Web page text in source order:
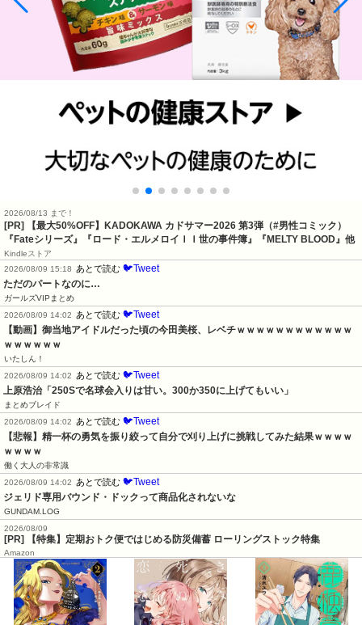
2026/08/13 まで！
[PR]
【最大50%OFF】KADOKAWA カドサマー2026 第3弾（#男性コミック）
『Fateシリーズ』『ロード・エルメロイＩＩ世の事件簿』『MELTY BLOOD』他
Kindleストア
2026/08/09 15:18
あとで読む 🐦Tweet
ただのパートなのに…
ガールズVIPまとめ
2026/08/09 14:02
あとで読む 🐦Tweet
【動画】御当地アイドルだった頃の今田美桜、レベチｗｗｗｗｗｗｗｗｗｗｗｗ
ｗｗｗｗｗｗ
いたしん！
2026/08/09 14:02
あとで読む 🐦Tweet
上原浩治「250Sで名球会入りは甘い。300か350に上げてもいい」
まとめブレイド
2026/08/09 14:02
あとで読む 🐦Tweet
【悲報】精一杯の勇気を振り絞って自分で刈り上げに挑戦してみた結果ｗｗｗｗ
ｗｗｗｗ
働く大人の非常識
2026/08/09 14:02
あとで読む 🐦Tweet
ジェリド専用バウンド・ドックって商品化されないな
GUNDAM.LOG
2026/08/09
[PR] 【特集】定期おトク便ではじめる防災備蓄 ローリングストック特集
Amazon